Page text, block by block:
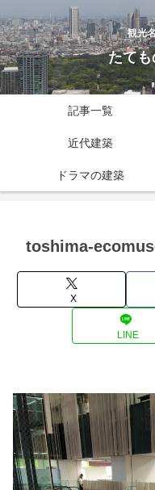
観光
たて
記事一覧
近代建築
ドラマの建築
toshima-
X
LINE